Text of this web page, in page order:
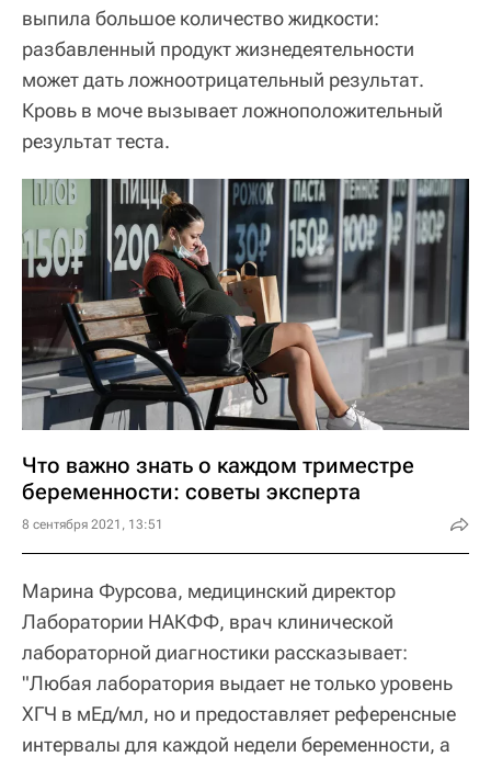
выпила большое количество жидкости:
разбавленный продукт жизнедеятельности
может дать ложноотрицательный результат.
Кровь в моче вызывает ложноположительный
результат теста.
Что важно знать о каждом триместре
беременности: советы эксперта
8 сентября 2021, 13:51
Марина Фурсова, медицинский директор
Лаборатории НАКФФ, врач клинической
лабораторной диагностики рассказывает:
"Любая лаборатория выдает не только уровень
ХГЧ в мЕд/мл, но и предоставляет референсные
интервалы для каждой недели беременности, а